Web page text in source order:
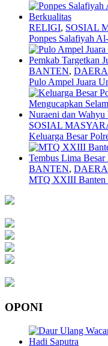
RELIGI, SOSIAL
Ponpes Salafiyah
BANTEN,
Pulo Ampel Juara
SOSIAL
Keluarga Besar
BANTEN,
MTQ XXIII Banten
OPONI